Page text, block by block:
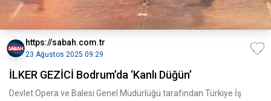
https://sabah.com.tr
23 Ağustos 2025 09:29
İLKER GEZİCİ Bodrum’da ‘Kanlı Düğün’
Devlet Opera ve Balesi Genel Müdürlüğü tarafından Türkiye İş